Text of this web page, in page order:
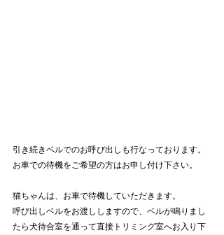
引き続きベルでのお呼び出しも行なっております。
お車での待機をご希望の方はお申し付け下さい。
猫ちゃんは、お車で待機していただきます。
呼び出しベルをお渡ししますので、ベルが鳴りまし
たら犬待合室を通って直接トリミング室へお入り下